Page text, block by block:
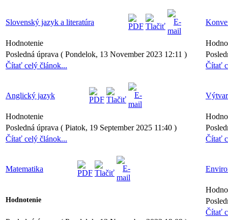
Slovenský jazyk a literatúra
Hodnotenie
Posledná úprava ( Pondelok, 13 November 2023 12:11 )
Čítať celý článok...
Anglický jazyk
Hodnotenie
Posledná úprava ( Piatok, 19 September 2025 11:40 )
Čítať celý článok...
Matematika
Hodnotenie
Čítať
Čítať
Čítať